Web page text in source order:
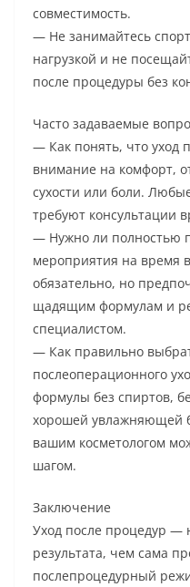
совместимость.
— Не занимайтесь
нагрузкой и не
после процедуры без
Часто задаваемые
— Как понять, что уход
внимание на комфорт,
сухости или боли.
требуют консультации
— Нужно ли полностью
мероприятия на время
обязательно, но
щадящим формулам и
специалистом.
— Как правильно
послеоперационного
формулы без спиртов,
хорошей увлажняющей
вашим косметологом
шагом.
Заключение
Уход после процедур —
результата, чем сама
послепроцедурный